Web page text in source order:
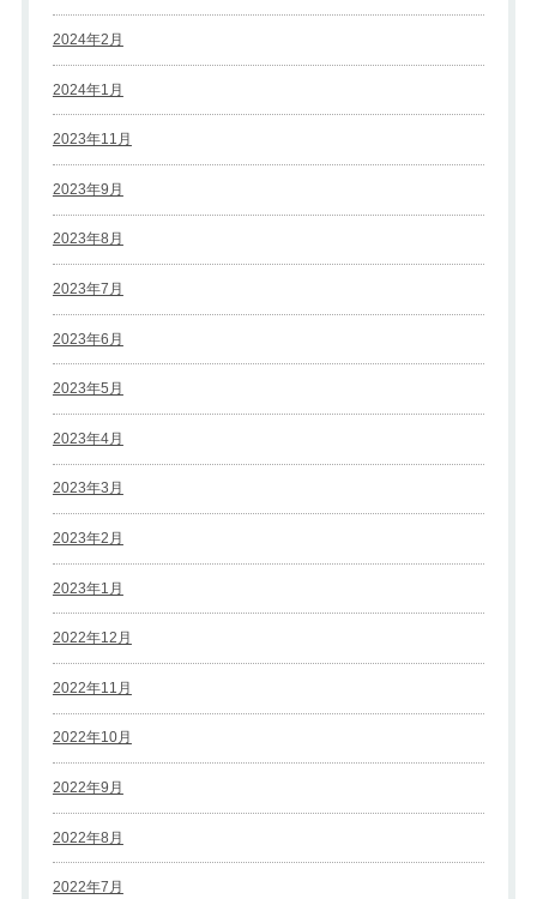
2024年2月
2024年1月
2023年11月
2023年9月
2023年8月
2023年7月
2023年6月
2023年5月
2023年4月
2023年3月
2023年2月
2023年1月
2022年12月
2022年11月
2022年10月
2022年9月
2022年8月
2022年7月